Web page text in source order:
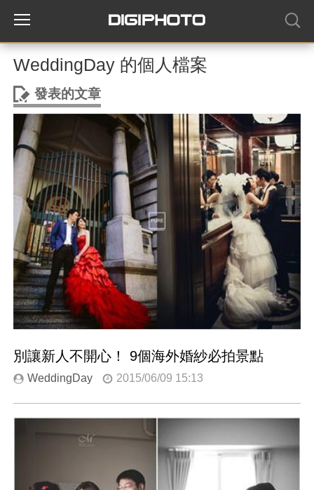
WeddingDay 的個人檔案
發表的文章
別讓新人不開心！ 9個海外婚紗必拍景點
WeddingDay 2015/06/09 15:13